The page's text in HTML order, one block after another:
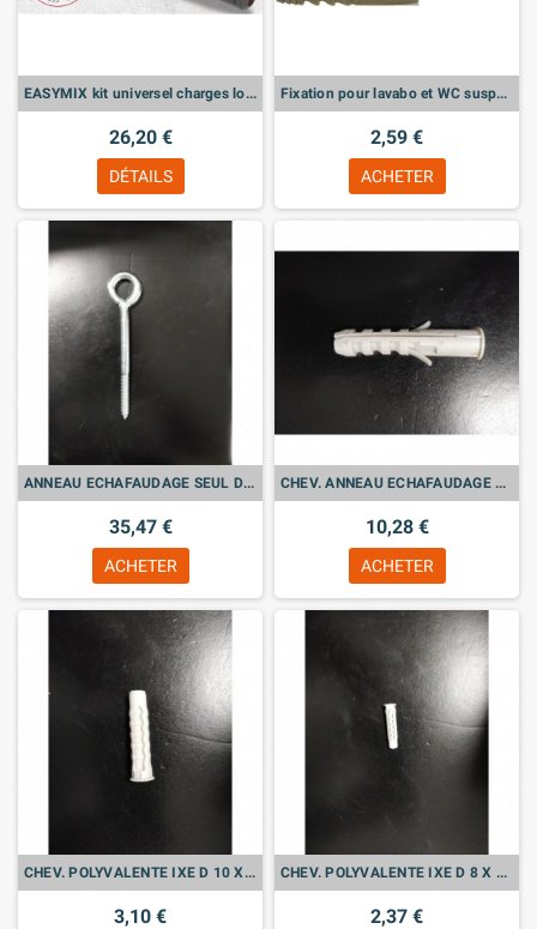
EASYMIX kit universel charges lourdes M10
26,20 €
DÉTAILS
Fixation pour lavabo et WC suspendu avec rondelle excentrée - Vis double filets
2,59 €
ACHETER
ANNEAU ECHAFAUDAGE SEUL D 12X160 Bte de 20
35,47 €
ACHETER
CHEV. ANNEAU ECHAFAUDAGE 14X 75 Bte de 20
10,28 €
ACHETER
CHEV. POLYVALENTE IXE D 10 X 50 Sachet de 25
3,10 €
CHEV. POLYVALENTE IXE D 8 X 40 Sachet de 25
2,37 €